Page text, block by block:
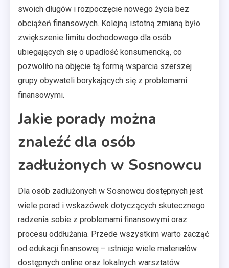
swoich długów i rozpoczęcie nowego życia bez
obciążeń finansowych. Kolejną istotną zmianą było
zwiększenie limitu dochodowego dla osób
ubiegających się o upadłość konsumencką, co
pozwoliło na objęcie tą formą wsparcia szerszej
grupy obywateli borykających się z problemami
finansowymi.
Jakie porady można
znaleźć dla osób
zadłużonych w Sosnowcu
Dla osób zadłużonych w Sosnowcu dostępnych jest
wiele porad i wskazówek dotyczących skutecznego
radzenia sobie z problemami finansowymi oraz
procesu oddłużania. Przede wszystkim warto zacząć
od edukacji finansowej – istnieje wiele materiałów
dostępnych online oraz lokalnych warsztatów